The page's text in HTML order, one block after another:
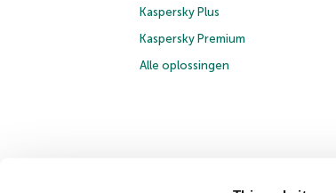
Kaspersky Plus
Kaspersky Premium
Alle oplossingen